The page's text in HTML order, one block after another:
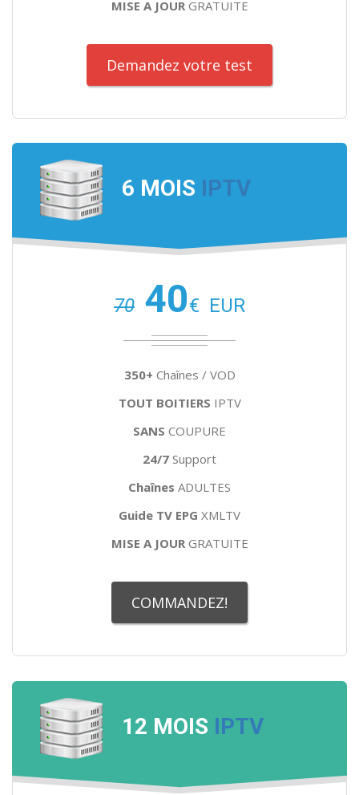
MISE A JOURGRATUITE
Demandez votre test
6 MOIS IPTV
70 40€ EUR
350+ Chaînes / VOD
TOUT BOITIERS IPTV
SANS COUPURE
24/7 Support
Chaînes ADULTES
Guide TV EPG XMLTV
MISE A JOURGRATUITE
COMMANDEZ!
12 MOIS IPTV